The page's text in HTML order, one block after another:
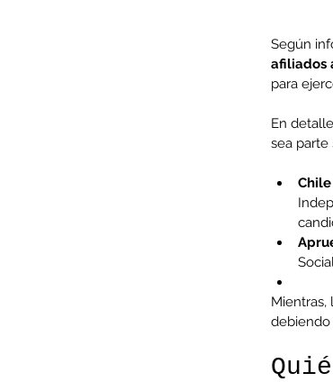
Según
afiliados
para
En
sea parte
Chile
Mientras,